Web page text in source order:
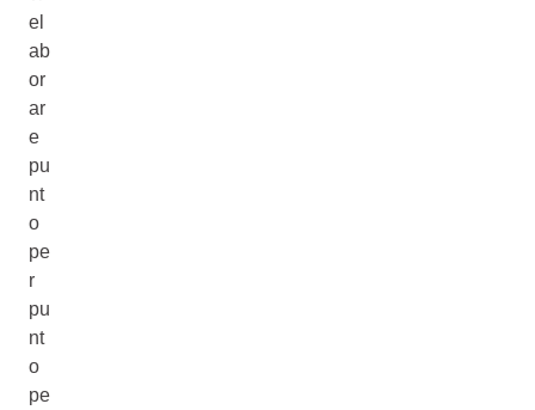
el
ab
or
ar
e
pu
nt
o
pe
r
pu
nt
o
pe